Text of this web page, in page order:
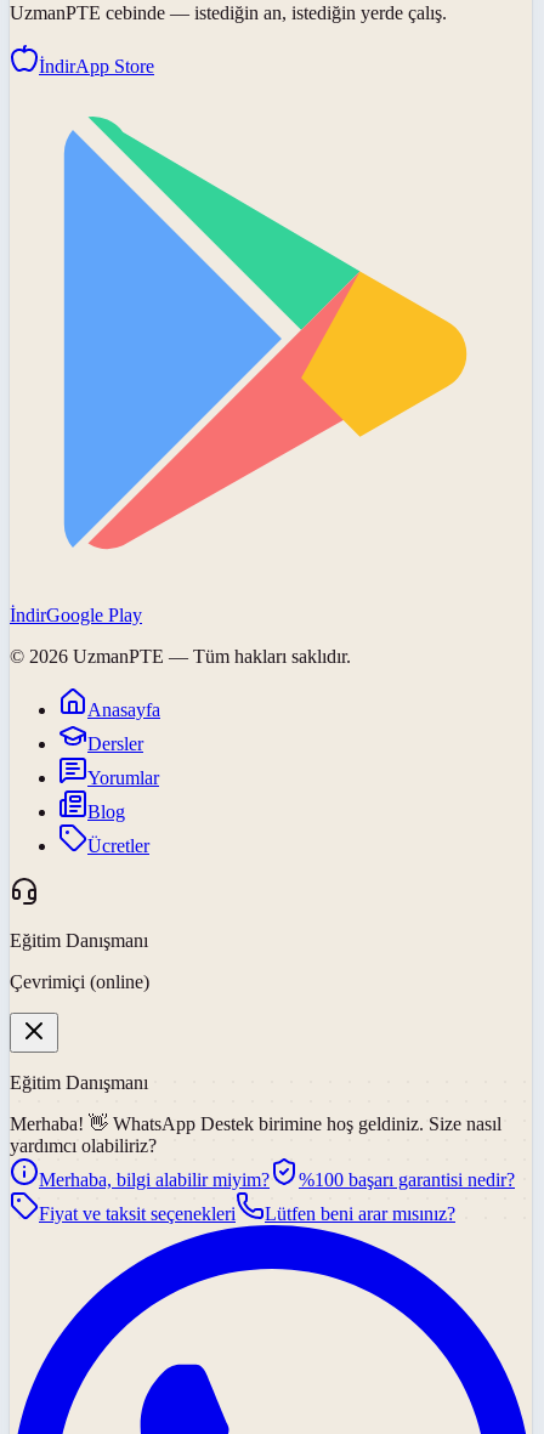
UzmanPTE cebinde — istediğin an, istediğin yerde çalış.
İndirApp Store
İndirGoogle Play
© 2026 UzmanPTE — Tüm hakları saklıdır.
Anasayfa
Dersler
Yorumlar
Blog
Ücretler
Eğitim Danışmanı
Çevrimiçi (online)
Eğitim Danışmanı
Merhaba! 👋 WhatsApp Destek birimine hoş geldiniz. Size nasıl
yardımcı olabiliriz?
Merhaba, bilgi alabilir miyim?
%100 başarı garantisi nedir?
Fiyat ve taksit seçenekleri
Lütfen beni arar mısınız?